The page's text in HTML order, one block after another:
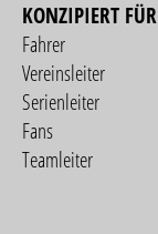
KONZIPIERT FÜR
Fahrer
Vereinsleiter
Serienleiter
Fans
Teamleiter